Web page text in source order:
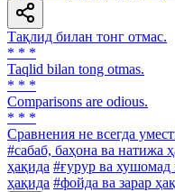
Тақлид билан тонг отмас.
* * *
Taqlid bilan tong otmas.
* * *
Comparisons are odious.
* * *
Сравнения не всегда
#сабаб, баҳона ва натижа
ҳақида #ғурур ва хушомад
ҳақида #фойда ва зарар